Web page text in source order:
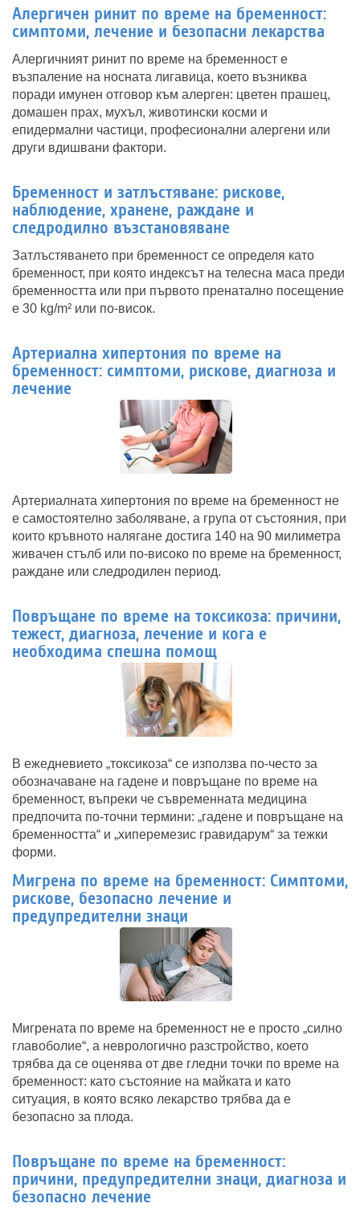
Алергичен ринит по време на бременност:
симптоми, лечение и безопасни лекарства
Алергичният ринит по време на бременност е
възпаление на носната лигавица, което възниква
поради имунен отговор към алерген: цветен прашец,
домашен прах, мухъл, животински косми и
епидермални частици, професионални алергени или
други вдишвани фактори.
Бременност и затлъстяване: рискове,
наблюдение, хранене, раждане и
следродилно възстановяване
Затлъстяването при бременност се определя като
бременност, при която индексът на телесна маса преди
бременността или при първото пренатално посещение
е 30 kg/m² или по-висок.
Артериална хипертония по време на
бременност: симптоми, рискове, диагноза и
лечение
Артериалната хипертония по време на бременност не
е самостоятелно заболяване, а група от състояния, при
които кръвното налягане достига 140 на 90 милиметра
живачен стълб или по-високо по време на бременност,
раждане или следродилен период.
Повръщане по време на токсикоза: причини,
тежест, диагноза, лечение и кога е
необходима спешна помощ
В ежедневието „токсикоза“ се използва по-често за
обозначаване на гадене и повръщане по време на
бременност, въпреки че съвременната медицина
предпочита по-точни термини: „гадене и повръщане на
бременността“ и „хиперемезис гравидарум“ за тежки
форми.
Мигрена по време на бременност: Симптоми,
рискове, безопасно лечение и
предупредителни знаци
Мигрената по време на бременност не е просто „силно
главоболие“, а неврологично разстройство, което
трябва да се оценява от две гледни точки по време на
бременност: като състояние на майката и като
ситуация, в която всяко лекарство трябва да е
безопасно за плода.
Повръщане по време на бременност:
причини, предупредителни знаци, диагноза и
безопасно лечение